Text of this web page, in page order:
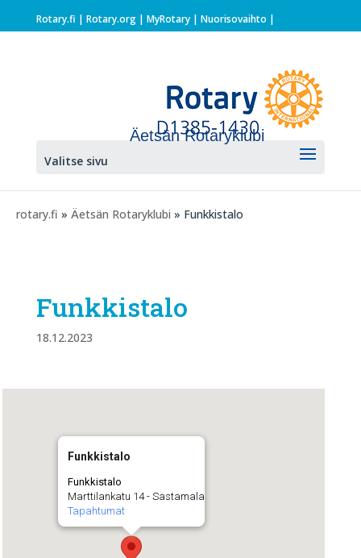
Rotary.fi | Rotary.org| MyRotary | Nuorisovaihto |
Äetsän Rotaryklubi
Valitse sivu
rotary.fi » Äetsän Rotaryklubi » Funkkistalo
Funkkistalo
18.12.2023
Funkkistalo
Funkkistalo
Marttilankatu 14 - Sastamala
Tapahtumat